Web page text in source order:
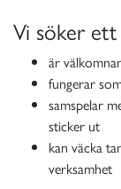
Vi söker
är
fungerar
samspelar
sticker ut
kan väcka
verksamhet